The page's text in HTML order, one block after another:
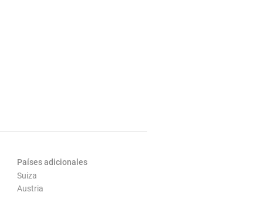
Países adicionales
Suiza
Austria